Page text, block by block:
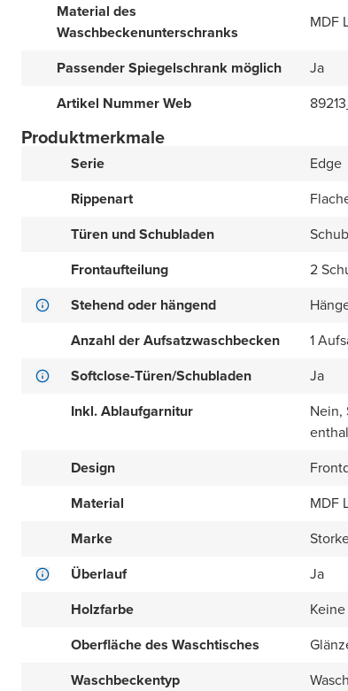
Material des
Waschbeckenunterschranks
MDF
Passender Spiegelschrank möglich
Ja
Artikel Nummer Web
Produktmerkmale
Serie
Edge
Rippenart
Türen und Schubladen
Frontaufteilung
2
Stehend oder hängend
Anzahl der Aufsatzwaschbecken
1
Softclose-Türen/Schubladen
Ja
Inkl. Ablaufgarnitur
Nein,
Design
Material
MDF
Marke
Überlauf
Ja
Holzfarbe
Oberfläche des Waschtisches
Waschbeckentyp